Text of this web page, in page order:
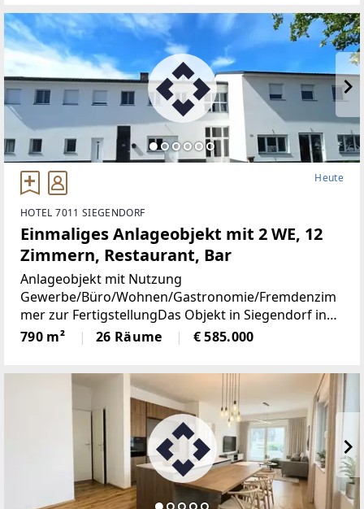
Heute
HOTEL 7011 SIEGENDORF
Einmaliges Anlageobjekt mit 2 WE, 12
Zimmern, Restaurant, Bar
Anlageobjekt mit Nutzung
Gewerbe/Büro/Wohnen/Gastronomie/Fremdenzim
mer zur FertigstellungDas Objekt in Siegendorf in
unmittelbarer Nähe zur burgenländischen
Landeshauptstadt und zum ungarischen Sopron mit
790 m² 26 Räume € 585.000